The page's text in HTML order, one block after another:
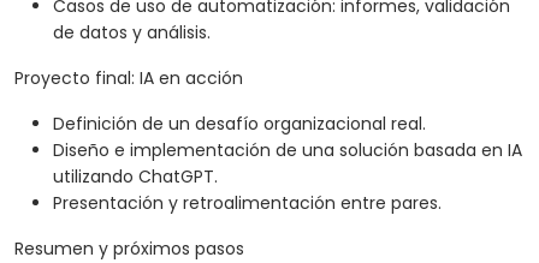
Casos de uso de automatización: informes, validación
de datos y análisis.
Proyecto final: IA en acción
Definición de un desafío organizacional real.
Diseño e implementación de una solución basada en IA
utilizando ChatGPT.
Presentación y retroalimentación entre pares.
Resumen y próximos pasos